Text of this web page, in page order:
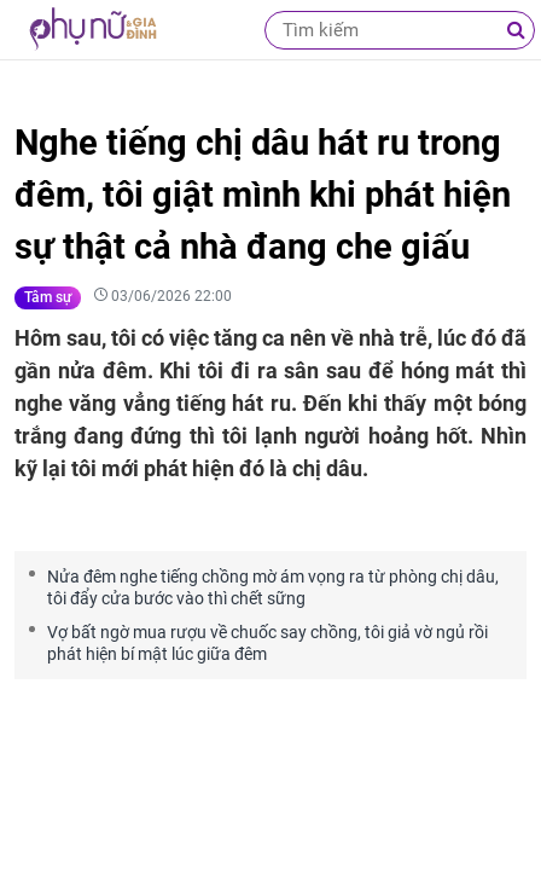
Nghe tiếng chị dâu hát ru trong
đêm, tôi giật mình khi phát hiện
sự thật cả nhà đang che giấu
Tâm sự 03/06/2026 22:00
Hôm sau, tôi có việc tăng ca nên về nhà trễ, lúc đó đã
gần nửa đêm. Khi tôi đi ra sân sau để hóng mát thì
nghe văng vẳng tiếng hát ru. Đến khi thấy một bóng
trắng đang đứng thì tôi lạnh người hoảng hốt. Nhìn
kỹ lại tôi mới phát hiện đó là chị dâu.
Nửa đêm nghe tiếng chồng mờ ám vọng ra từ phòng chị dâu,
tôi đẩy cửa bước vào thì chết sững
Vợ bất ngờ mua rượu về chuốc say chồng, tôi giả vờ ngủ rồi
phát hiện bí mật lúc giữa đêm